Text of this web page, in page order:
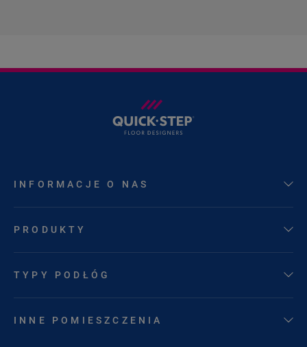
INFORMACJE O NAS
PRODUKTY
TYPY PODŁÓG
INNE POMIESZCZENIA